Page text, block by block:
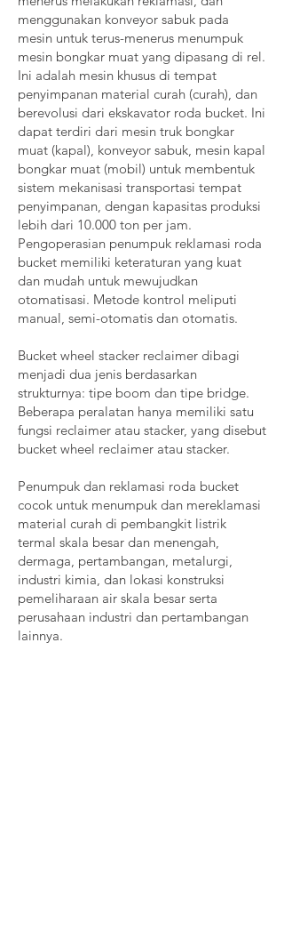
menggunakan konveyor sabuk pada
mesin untuk terus-menerus menumpuk
mesin bongkar muat yang dipasang di rel.
Ini adalah mesin khusus di tempat
penyimpanan material curah (curah), dan
berevolusi dari ekskavator roda bucket. Ini
dapat terdiri dari mesin truk bongkar
muat (kapal), konveyor sabuk, mesin kapal
bongkar muat (mobil) untuk membentuk
sistem mekanisasi transportasi tempat
penyimpanan, dengan kapasitas produksi
lebih dari 10.000 ton per jam.
Pengoperasian penumpuk reklamasi roda
bucket memiliki keteraturan yang kuat
dan mudah untuk mewujudkan
otomatisasi. Metode kontrol meliputi
manual, semi-otomatis dan otomatis.
Bucket wheel stacker reclaimer dibagi
menjadi dua jenis berdasarkan
strukturnya: tipe boom dan tipe bridge.
Beberapa peralatan hanya memiliki satu
fungsi reclaimer atau stacker, yang disebut
bucket wheel reclaimer atau stacker.
Penumpuk dan reklamasi roda bucket
cocok untuk menumpuk dan mereklamasi
material curah di pembangkit listrik
termal skala besar dan menengah,
dermaga, pertambangan, metalurgi,
industri kimia, dan lokasi konstruksi
pemeliharaan air skala besar serta
perusahaan industri dan pertambangan
lainnya.